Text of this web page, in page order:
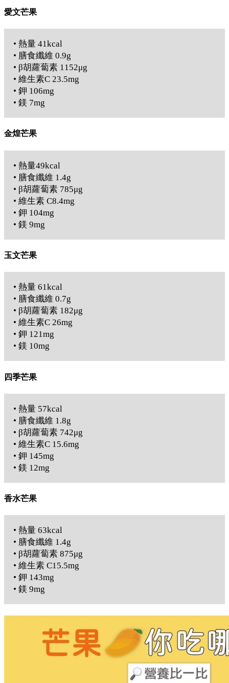
愛文芒果
• 熱量 41kcal
• 膳食纖維 0.9g
• β胡蘿蔔素 1152μg
• 維生素C 23.5mg
• 鉀 106mg
• 鎂 7mg
金煌芒果
• 熱量49kcal
• 膳食纖維 1.4g
• β胡蘿蔔素 785μg
• 維生素 C8.4mg
• 鉀 104mg
• 鎂 9mg
玉文芒果
• 熱量 61kcal
• 膳食纖維 0.7g
• β胡蘿蔔素 182μg
• 維生素C 26mg
• 鉀 121mg
• 鎂 10mg
四季芒果
• 熱量 57kcal
• 膳食纖維 1.8g
• β胡蘿蔔素 742μg
• 維生素C 15.6mg
• 鉀 145mg
• 鎂 12mg
香水芒果
• 熱量 63kcal
• 膳食纖維 1.4g
• β胡蘿蔔素 875μg
• 維生素 C15.5mg
• 鉀 143mg
• 鎂 9mg